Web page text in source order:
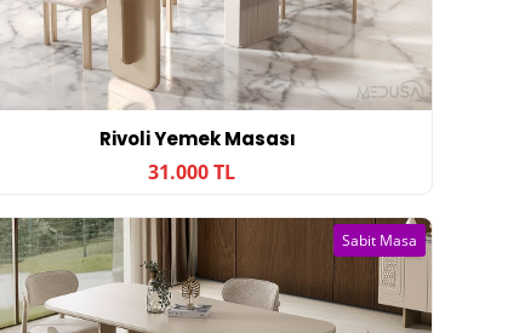
Rivoli Yemek Masası
31.000 TL
Sabit Masa